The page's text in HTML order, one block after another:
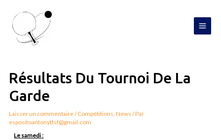
contenu
Résultats Du Tournoi De La
Garde
Laisser un commentaire/Compétitions,News / Par
espositoantonyttsf@gmail.com
Le samedi :
l’article